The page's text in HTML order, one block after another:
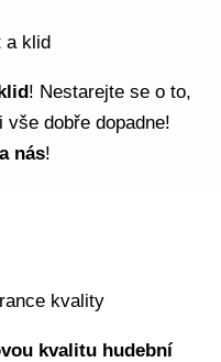
a klid
! Nestarejte se o to,
dobře dopadne!
nás!
kvality
kvalitu hudební